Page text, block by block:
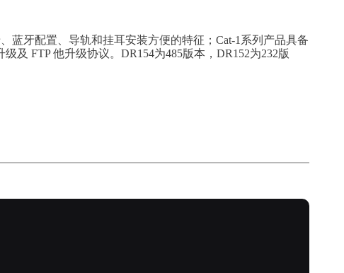
蓝牙配置、导轨和挂耳安装方便的特征；Cat-1系列产品具备
及 FTP 他升级协议。DR154为485版本，DR152为232版